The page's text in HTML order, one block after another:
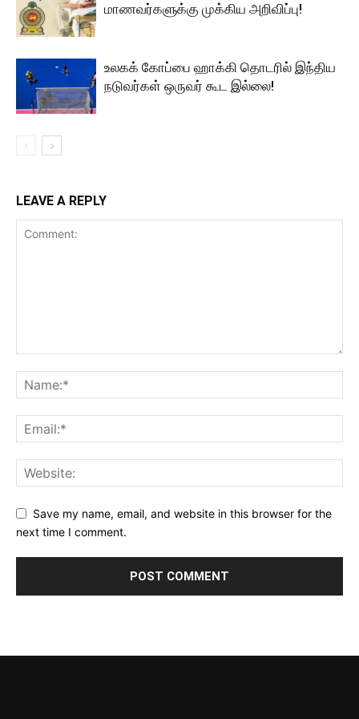
மாணவர்களுக்கு முக்கிய அறிவிப்பு!
உலகக் கோப்பை ஹாக்கி தொடரில் இந்திய
நடுவர்கள் ஒருவர் கூட இல்லை!
LEAVE A REPLY
Save my name, email, and website in this browser for the
next time I comment.